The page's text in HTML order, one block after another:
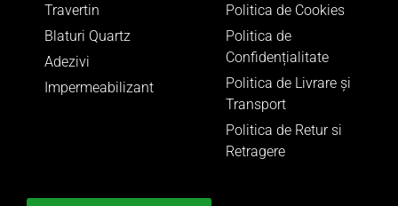
Travertin
Blaturi Quartz
Adezivi
Impermeabilizant
Politica de Cookies
Politica de
Confidențialitate
Politica de Livrare și
Transport
Politica de Retur si
Retragere